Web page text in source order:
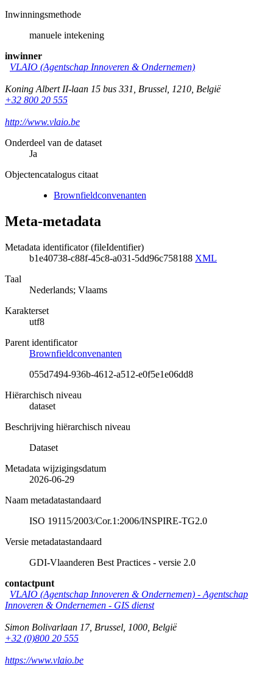
Inwinningsmethode
manuele intekening
inwinner
VLAIO (Agentschap Innoveren & Ondernemen)
Koning Albert II-laan 15 bus 331, Brussel, 1210, België
+32 800 20 555
http://www.vlaio.be
Onderdeel van de dataset
Ja
Objectencatalogus citaat
Brownfieldconvenanten
Meta-metadata
Metadata identificator (fileIdentifier)
b1e40738-c88f-45c8-a031-5dd96c758188 XML
Taal
Nederlands; Vlaams
Karakterset
utf8
Parent identificator
Brownfieldconvenanten
055d7494-936b-4612-a512-e0f5e1e06dd8
Hiërarchisch niveau
dataset
Beschrijving hiërarchisch niveau
Dataset
Metadata wijzigingsdatum
2026-06-29
Naam metadatastandaard
ISO 19115/2003/Cor.1:2006/INSPIRE-TG2.0
Versie metadatastandaard
GDI-Vlaanderen Best Practices - versie 2.0
contactpunt
VLAIO (Agentschap Innoveren & Ondernemen) - Agentschap
Innoveren & Ondernemen - GIS dienst
Simon Bolivarlaan 17, Brussel 1000 België
+32 (0)800 20 555
https://www.vlaio.be